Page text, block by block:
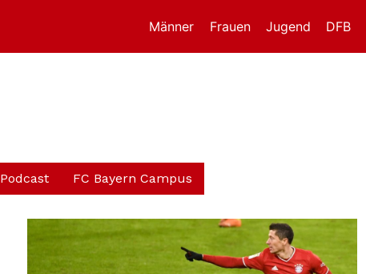
Männer Frauen Jugend DFB
Podcast FC Bayern Campus